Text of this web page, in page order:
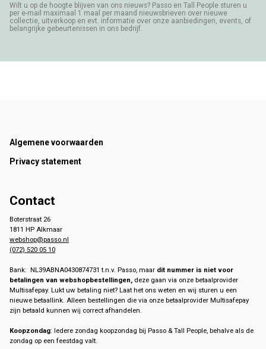
Wilt u op de hoogte blijven van ons nieuws? Passo en Tall People sturen u
per e-mail maximaal 1 maal per maand nieuwsbrieven over nieuwe
collectie, uitverkoop en evt. informatie over onze aanbiedingen, events, of
belangrijke gebeurtenissen in ons bedrijf.
Footer
Algemene voorwaarden
Privacy statement
Contact
Boterstraat 26
1811 HP Alkmaar
webshop@passo.nl
(072) 520 05 10
Bank: NL39ABNA0430874731 t.n.v. Passo, maar dit nummer is niet voor
betalingen van webshopbestellingen, deze gaan via onze betaalprovider
Multisafepay. Lukt uw betaling niet? Laat het ons weten en wij sturen u een
nieuwe betaallink. Alleen bestellingen die via onze betaalprovider Multisafepay
zijn betaald kunnen wij correct afhandelen.
Koopzondag: Iedere zondag koopzondag bij Passo & Tall People, behalve als de
zondag op een feestdag valt.